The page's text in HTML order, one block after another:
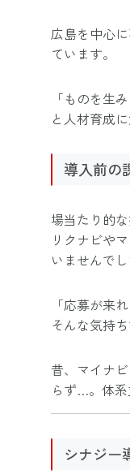
広島を中心
ています。
「ものを生
と人材育成
導入前の
場当たり的
リクナビや
いませんでし
「応募が来
そんな気持
昔、マイナ
らず…。体系
シナジー